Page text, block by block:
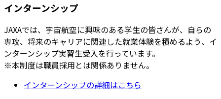
インターンシップ
JAXAでは、宇宙航空に興味のある学生の皆さんが、自らの
専攻、将来のキャリアに関連した就業体験を積めるよう、イ
ンターンシップ実習生受入を行っています。
※本制度は職員採用とは関係ありません。
インターンシップの詳細はこちら